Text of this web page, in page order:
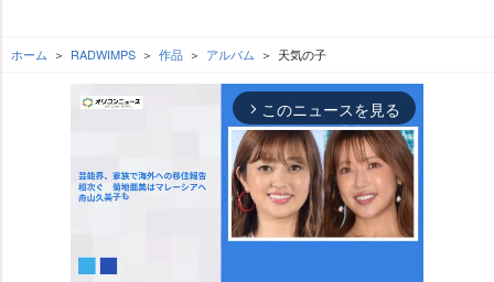
ホーム RADWIMPS 作品 アルバム 天気の子
arrow_forward_ios このニュースを見る